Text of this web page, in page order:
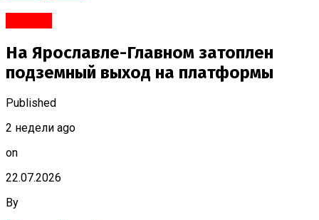
На Ярославле-Главном затоплен
подземный выход на платформы
Published
2 недели ago
on
22.07.2026
By